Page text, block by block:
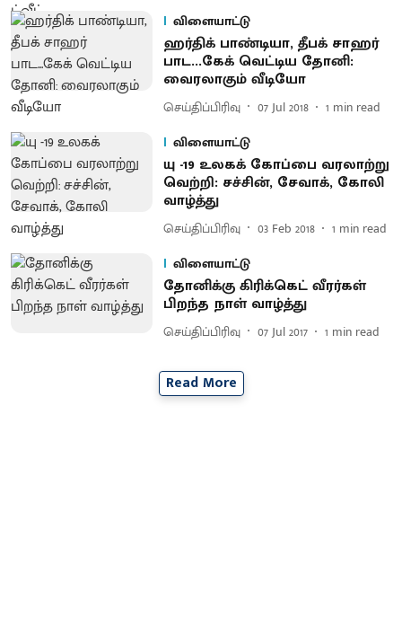
விளையாட்டு
ஹர்திக் பாண்டியா, தீபக் சாஹர்
பாட...கேக் வெட்டிய தோனி:
வைரலாகும் வீடியோ
செய்திப்பிரிவு 07 Jul 2018 1 min read
விளையாட்டு
யு -19 உலகக் கோப்பை வரலாற்று
வெற்றி: சச்சின், சேவாக், கோலி
வாழ்த்து
செய்திப்பிரிவு 03 Feb 2018 1 min read
விளையாட்டு
தோனிக்கு கிரிக்கெட் வீரர்கள்
பிறந்த நாள் வாழ்த்து
செய்திப்பிரிவு 07 Jul 2017 1 min read
Read More